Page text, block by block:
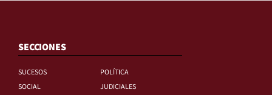
SECCIONES
SUCESOS
POLÍTICA
SOCIAL
JUDICIALES